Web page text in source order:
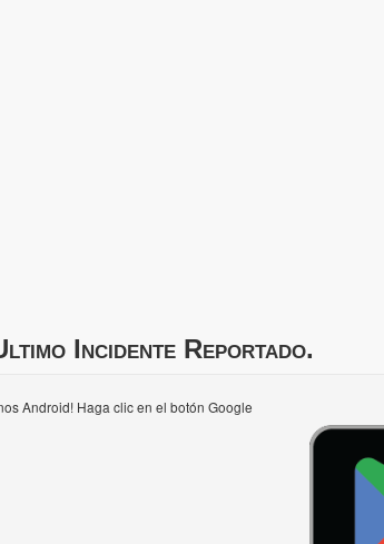
Incidente Reportado.
Android! Haga clic en el botón Google